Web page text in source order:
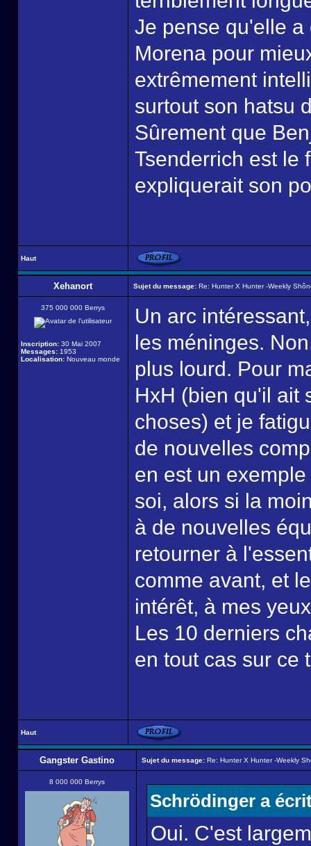
Je pense qu'elle
Morena pour
extrêmement
surtout son hatsu
Sûrement que
Tsenderrich est le
expliquerait son
Haut
Xehanort Sujet du message: Re: Hunter X Hunter -Weekly
375 000 000 Berrys
Inscription: 30 Mai 2007
Messages: 1953
Localisation: Nouveau monde
Un arc
les méninges.
plus lourd. Pour
HxH (bien qu'il ait
choses) et je
de nouvelles
en est un
soi, alors si la
à de nouvelles
retourner à
comme avant, et
intérêt, à mes
Les 10 derniers
en tout cas sur ce
Haut
Gangster Gastino Sujet du message: Re: Hunter X Hunter -Weekly
8 000 000 Berrys
Schrödinger a
Oui. C'est